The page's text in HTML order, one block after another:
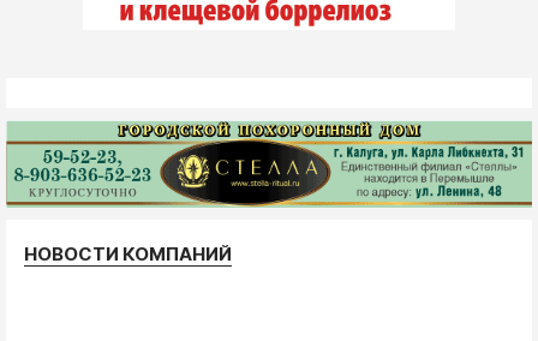
НОВОСТИ КОМПАНИЙ